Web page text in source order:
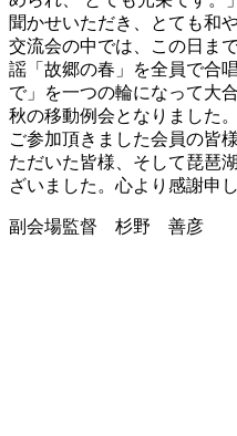
聞かせいただき、とても和
交流会の中では、この日ま
謡「故郷の春」を全員で合
で」を一つの輪になって大
秋の移動例会となりました。
ご参加頂きました会員の皆
ただいた皆様、そして琵琶
ざいました。心より感謝申
副会場監督 杉野 善彦